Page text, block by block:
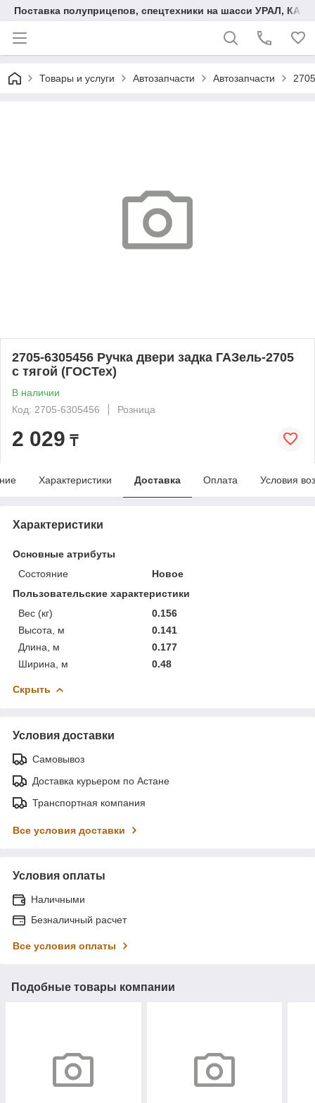
Поставка полуприцепов, спецтехники на шасси УРАЛ,
Товары и услуги Автозапчасти Автозапчасти
2705-6305456 Ручка двери задка ГАЗель-2705
с тягой (ГОСТех)
В наличии
Код: 2705-6305456
Розница
2 029 ₸
Характеристики Доставка Оплата Условия
Характеристики
Основные атрибуты
Состояние
Новое
Пользовательские характеристики
Вес (кг)
0.156
Высота, м
0.141
Длина, м
0.177
Ширина, м
0.48
Скрыть
Условия доставки
Самовывоз
Доставка курьером по Астане
Транспортная компания
Все условия доставки
Условия оплаты
Наличными
Безналичный расчет
Все условия оплаты
Подобные товары компании